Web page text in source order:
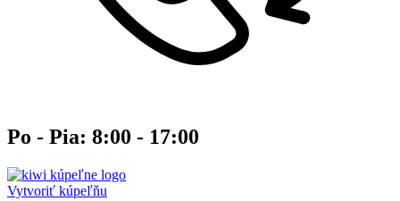
Po - Pia: 8:00 - 17:00
Vytvoriť kúpeľňu